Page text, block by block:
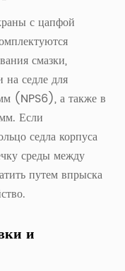
с цапфой
смазки,
седле для
(NPS6), а также в
Если
седла корпуса
среды между
путем впрыска
и